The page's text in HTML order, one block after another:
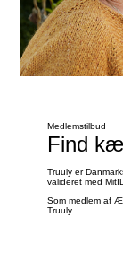
Medlemstilbud
Find
Truuly er
valideret med
Som medlem af
Truuly.